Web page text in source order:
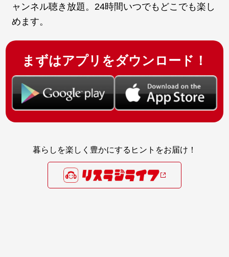
ャンネル聴き放題。24時間いつでもどこでも楽し
めます。
まずはアプリをダウンロード！
暮らしを楽しく豊かにするヒントをお届け！